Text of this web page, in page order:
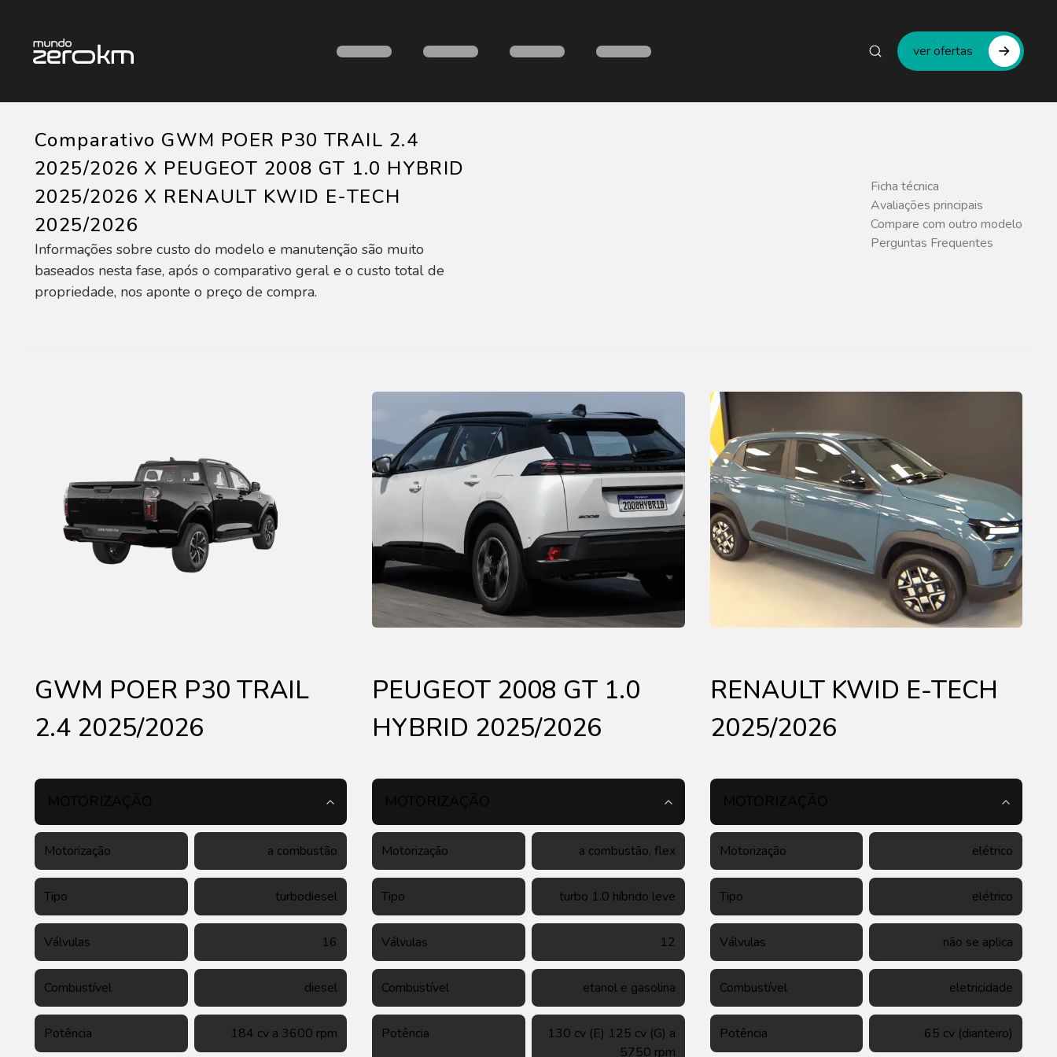
ver ofertas
Comparativo GWM POER P30 TRAIL 2.4
2025/2026 X PEUGEOT 2008 GT 1.0 HYBRID
2025/2026 X RENAULT KWID E-TECH
2025/2026
Informações sobre custo do modelo e manutenção são muito
baseados nesta fase, após o comparativo geral e o custo total de
propriedade, nos aponte o preço de compra.
Ficha técnica
Avaliações principais
Compare com outro modelo
Perguntas Frequentes
GWM POER P30 TRAIL
2.4 2025/2026
PEUGEOT 2008 GT 1.0
HYBRID 2025/2026
RENAULT KWID E-TECH
2025/2026
Motorização a combustão
Tipo turbodiesel
Válvulas 16
Combustível diesel
Potência 184 cv a 3600 rpm
Motorização a combustão, flex
Tipo turbo 1.0 híbrido leve
Válvulas 12
Combustível etanol e gasolina
Potência
130 cv (E) 125 cv (G) a
5750 rpm
Motorização elétrico
Tipo elétrico
Válvulas não se aplica
Combustível eletricidade
Potência 65 cv (dianteiro)